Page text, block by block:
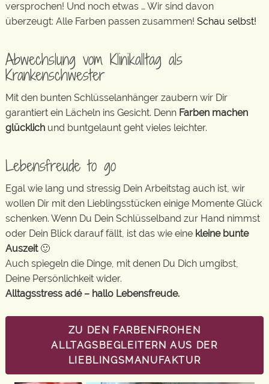
versprochen! Und noch etwas … Wir sind davon
überzeugt: Alle Farben passen zusammen! Schau selbst!
Abwechslung vom Klinikalltag als
Krankenschwester
Mit den bunten Schlüsselanhänger zaubern wir Dir
garantiert ein Lächeln ins Gesicht. Denn Farben machen
glücklich und buntgelaunt geht vieles leichter.
Lebensfreude to go
Egal wie lang und stressig Dein Arbeitstag auch ist, wir
wollen Dir mit den Lieblingsstücken einige Momente Glück
schenken. Wenn Du Dein Schlüsselband zur Hand nimmst
oder Dein Blick darauf fällt, ist das wie eine kleine bunte
Auszeit🙂
Auch spiegeln die Dinge, mit denen Du Dich umgibst,
Deine Persönlichkeit wider.
Alltagsstress adé – hallo Lebensfreude.
ZU DEN FARBENFROHEN
ALLTAGSBEGLEITERN AUS DER
LIEBLINGSMANUFAKTUR